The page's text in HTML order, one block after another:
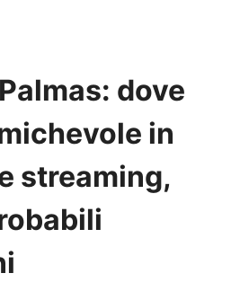
dove
in
streaming,